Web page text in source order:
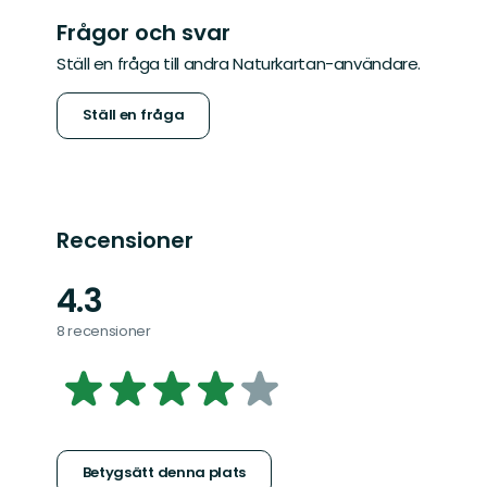
Frågor och svar
Ställ en fråga till andra Naturkartan-användare.
Ställ en fråga
Recensioner
4.3
8 recensioner
4.2624777183600715
Betygsätt denna plats